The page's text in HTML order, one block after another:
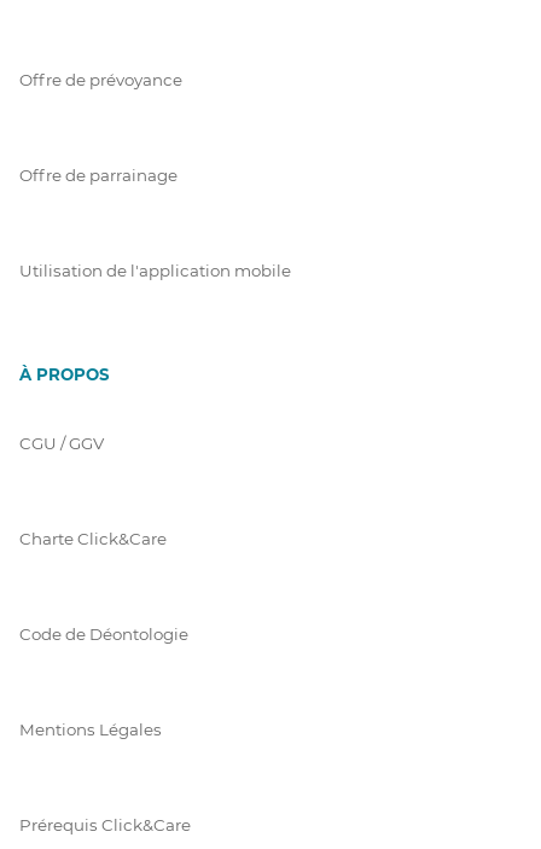
Offre de prévoyance
Offre de parrainage
Utilisation de l'application mobile
À PROPOS
CGU / GGV
Charte Click&Care
Code de Déontologie
Mentions Légales
Prérequis Click&Care